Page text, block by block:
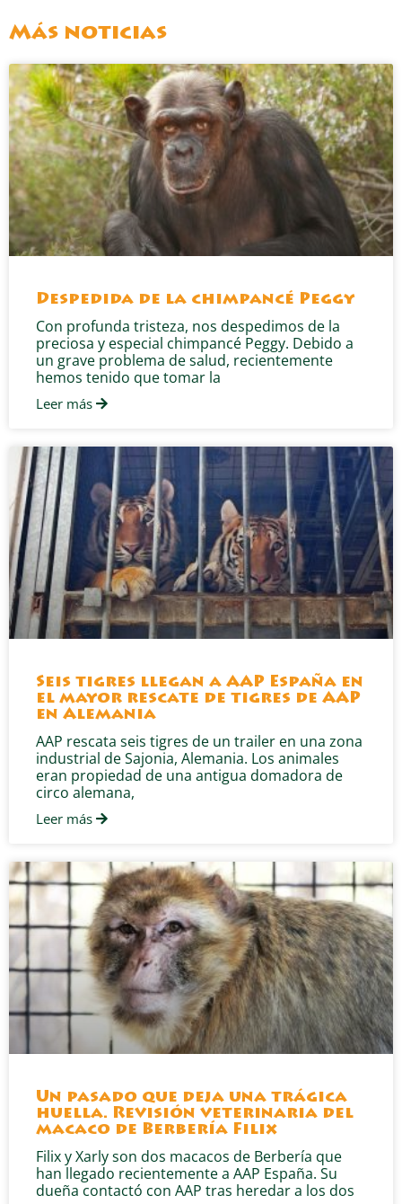
Más noticias
Despedida de la chimpancé Peggy
Con profunda tristeza, nos despedimos de la
preciosa y especial chimpancé Peggy. Debido a
un grave problema de salud, recientemente
hemos tenido que tomar la
Leer más
Seis tigres llegan a AAP España en
el mayor rescate de tigres de AAP
en Alemania
AAP rescata seis tigres de un trailer en una zona
industrial de Sajonia, Alemania. Los animales
eran propiedad de una antigua domadora de
circo alemana,
Leer más
Un pasado que deja una trágica
huella. Revisión veterinaria del
macaco de Berbería Filix
Filix y Xarly son dos macacos de Berbería que
han llegado recientemente a AAP España. Su
dueña contactó con AAP tras heredar a los dos